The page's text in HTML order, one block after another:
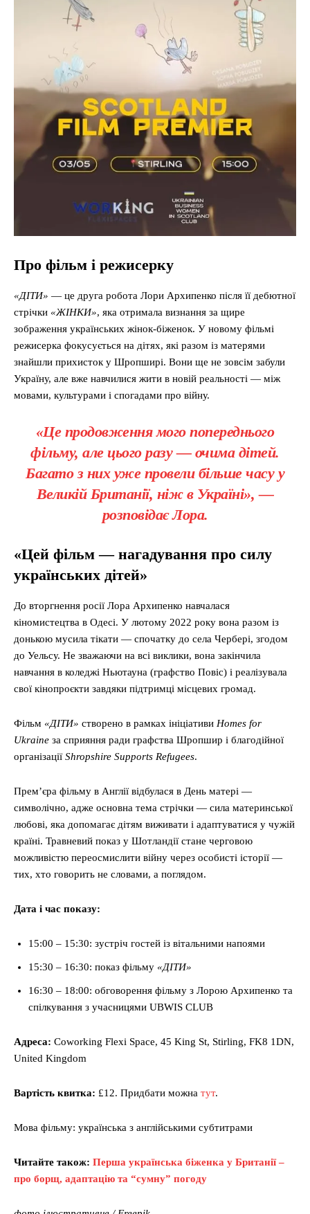
Про фільм і режисерку
«ДІТИ» — це друга робота Лори Архипенко після її дебютної
стрічки «ЖІНКИ», яка отримала визнання за щире
зображення українських жінок-біженок. У новому фільмі
режисерка фокусується на дітях, які разом із матерями
знайшли прихисток у Шропширі. Вони ще не зовсім забули
Україну, але вже навчилися жити в новій реальності — між
мовами, культурами і спогадами про війну.
«Це продовження мого попереднього
фільму, але цього разу — очима дітей.
Багато з них уже провели більше часу у
Великій Британії, ніж в Україні», —
розповідає Лора.
«Цей фільм — нагадування про силу
українських дітей»
До вторгнення росії Лора Архипенко навчалася
кіномистецтва в Одесі. У лютому 2022 року вона разом із
донькою мусила тікати — спочатку до села Чербері, згодом
до Уельсу. Не зважаючи на всі виклики, вона закінчила
навчання в коледжі Ньютауна (графство Повіс) і реалізувала
свої кінопроєкти завдяки підтримці місцевих громад.
Фільм «ДІТИ» створено в рамках ініціативи Homes for
Ukraine за сприяння ради графства Шропшир і благодійної
організації Shropshire Supports Refugees.
Прем’єра фільму в Англії відбулася в День матері —
символічно, адже основна тема стрічки — сила материнської
любові, яка допомагає дітям виживати і адаптуватися у чужій
країні. Травневий показ у Шотландії стане черговою
можливістю переосмислити війну через особисті історії —
тих, хто говорить не словами, а поглядом.
Дата і час показу:
15:00 – 15:30: зустріч гостей із вітальними напоями
15:30 – 16:30: показ фільму «ДІТИ»
16:30 – 18:00: обговорення фільму з Лорою Архипенко та
спілкування з учасницями UBWIS CLUB
Адреса: Coworking Flexi Space, 45 King St, Stirling, FK8 1DN,
United Kingdom
Вартість квитка: £12. Придбати можна тут.
Мова фільму: українська з англійськими субтитрами
Читайте також: Перша українська біженка у Британії –
про борщ, адаптацію та “сумну” погоду